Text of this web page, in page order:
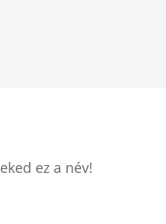
ez a név!